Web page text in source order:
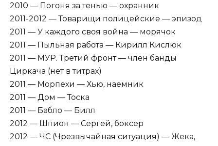
2010 — Погоня за тенью — охранник
2011-2012 — Товарищи полицейские — эпизод
2011 — У каждого своя война — морячок
2011 — Пыльная работа — Кирилл Кислюк
2011 — МУР. Третий фронт — член банды
Циркача (нет в титрах)
2011 — Морпехи — Хью, наемник
2011 — Дом — Тоска
2011 — Бабло — Билл
2012 — Шпион — Сергей, боксер
2012 — ЧС (Чрезвычайная ситуация) — Жека,